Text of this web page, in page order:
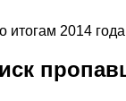
итогам 2014 года